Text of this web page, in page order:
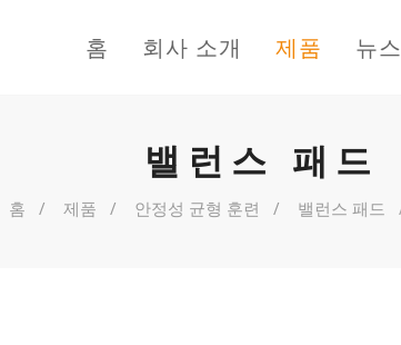
홈 회사 소개 제품 뉴스
밸런스 패드
홈 제품 안정성 균형 훈련 밸런스 패드